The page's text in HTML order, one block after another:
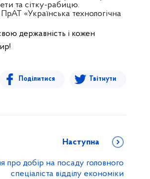
та сітку-рабицю.
«Українська технологічна
державність і кожен
Поділитися Твітнути
Наступна
про добір на посаду головного
спеціаліста відділу економіки